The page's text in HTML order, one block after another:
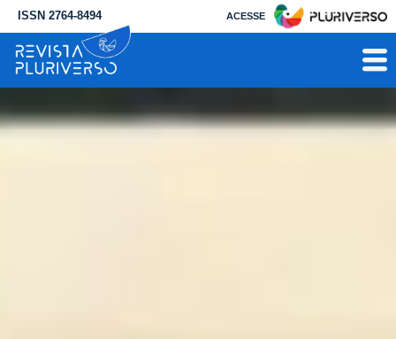
ISSN 2764-8494 ACESSE